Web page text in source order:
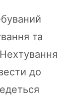
та
до